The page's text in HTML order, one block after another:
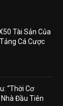
Tài Sản Của
Cá Cược
“Thời Cơ
Đầu Tiên